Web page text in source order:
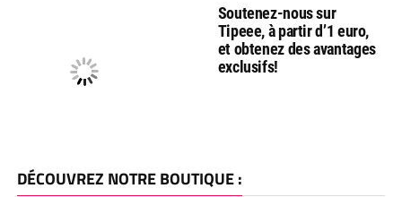
Soutenez-nous sur
Tipeee, à partir d’1 euro,
et obtenez des avantages
exclusifs!
DÉCOUVREZ NOTRE BOUTIQUE :